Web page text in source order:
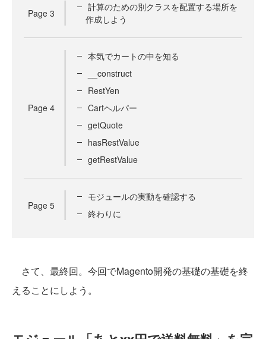
Page 3
計算のための別クラスを配置する場所を
作成しよう
Page 4
本気でカートの中を知る
__construct
RestYen
Cartヘルパー
getQuote
hasRestValue
getRestValue
Page 5
モジュールの実動を確認する
終わりに
さて、最終回。今回でMagento開発の基礎の基礎を終
えることにしよう。